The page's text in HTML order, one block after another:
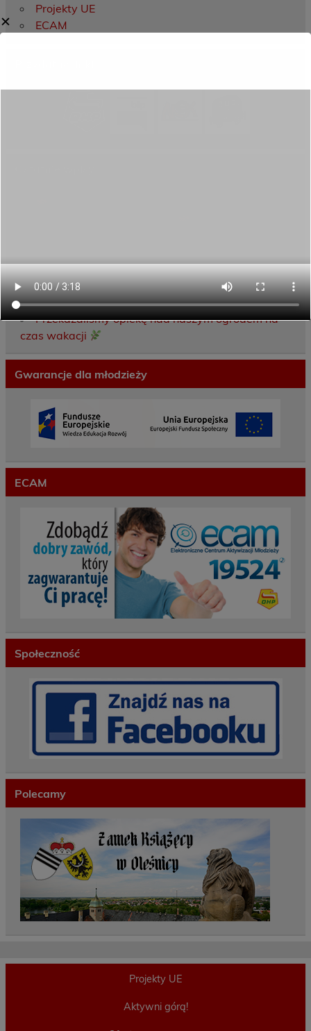
Projekty UE
ECAM
REKRUTACJA NA ROK SZKOLNY 2026/2027
TRWA!
Weekend pełen inspiracji i nowych doświadczeń!
Przekazaliśmy opiekę nad naszym ogrodem na
czas wakacji
Gwarancje dla młodzieży
ECAM
Społeczność
Polecamy
Projekty UE
Aktywni górą!
✕